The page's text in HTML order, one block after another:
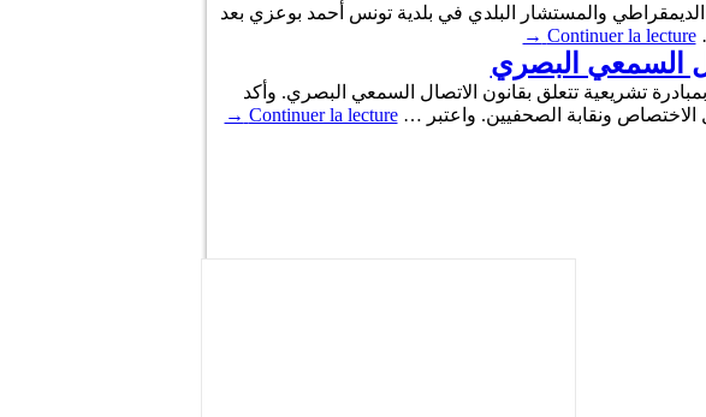
والمستشار البلدي في بلدية تونس أحمد بوعزي بعد
Continuer la lecture
→
السمعي البصري
بمبادرة تشريعية تتعلق بقانون الاتصال السمعي البصري. وأكد
الاختصاص ونقابة الصحفيين. واعتبر …Continuer la lecture
→